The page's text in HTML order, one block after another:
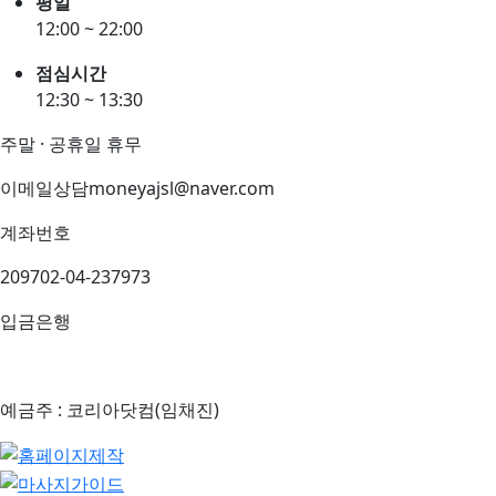
12:00 ~ 22:00
점심시간
12:30 ~ 13:30
주말 · 공휴일 휴무
이메일상담moneyajsl@naver.com
계좌번호
209702-04-237973
입금은행
예금주 : 코리아닷컴(임채진)